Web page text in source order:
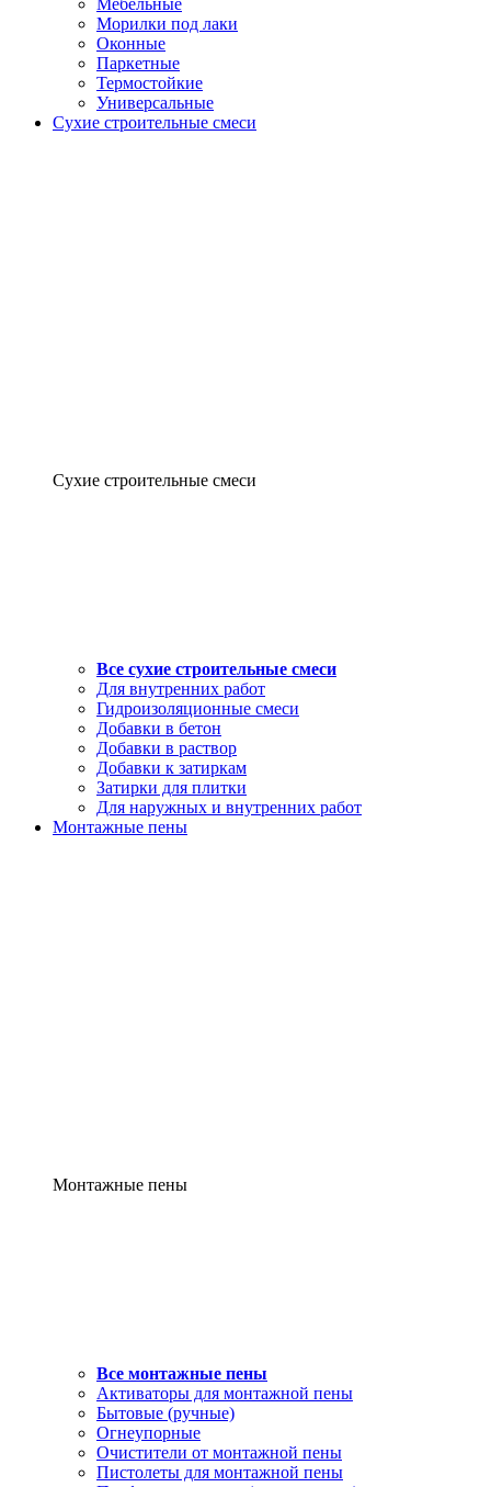
Мебельные
Морилки под лаки
Оконные
Паркетные
Термостойкие
Универсальные
Сухие строительные смеси
Сухие строительные смеси
Все сухие строительные смеси
Для внутренних работ
Гидроизоляционные смеси
Добавки в бетон
Добавки в раствор
Добавки к затиркам
Затирки для плитки
Для наружных и внутренних работ
Монтажные пены
Монтажные пены
Все монтажные пены
Активаторы для монтажной пены
Бытовые (ручные)
Огнеупорные
Очистители от монтажной пены
Пистолеты для монтажной пены